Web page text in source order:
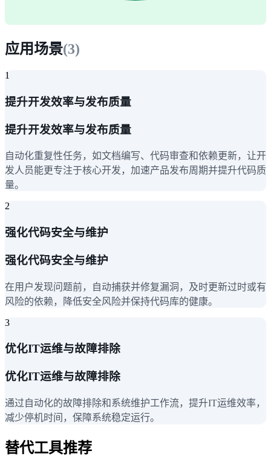
应用场景(3)
1
提升开发效率与发布质量
提升开发效率与发布质量
自动化重复性任务，如文档编写、代码审查和依赖更新，让开
发人员能更专注于核心开发，加速产品发布周期并提升代码质
量。
2
强化代码安全与维护
强化代码安全与维护
在用户发现问题前，自动捕获并修复漏洞，及时更新过时或有
风险的依赖，降低安全风险并保持代码库的健康。
3
优化IT运维与故障排除
优化IT运维与故障排除
通过自动化的故障排除和系统维护工作流，提升IT运维效率，
减少停机时间，保障系统稳定运行。
替代工具推荐